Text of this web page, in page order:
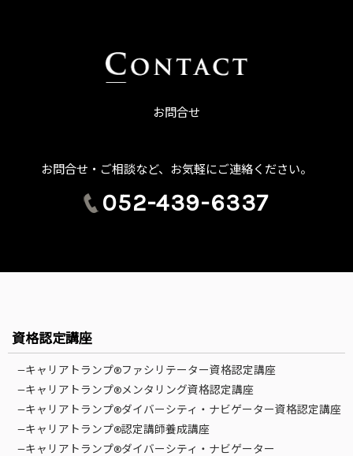
お問合せ
お問合せ・ご相談など、お気軽にご連絡ください。
052-439-6337
資格認定講座
—キャリアトランプ®ファシリテーター資格認定講座
—キャリアトランプ®メンタリング資格認定講座
—キャリアトランプ®ダイバーシティ・ナビゲーター資格認定講座
—キャリアトランプ®認定講師養成講座
—キャリアトランプ®ダイバーシティ・ナビゲーター